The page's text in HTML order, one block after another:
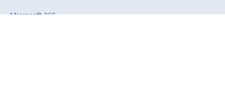
Microsoft 365